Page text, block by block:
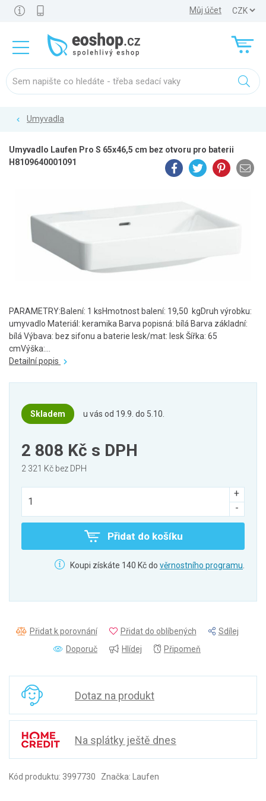
Můj účet
Umyvadla
Umyvadlo Laufen Pro S 65x46,5 cm bez otvoru pro baterii
H8109640001091
PARAMETRY:Balení: 1 ksHmotnost balení: 19,50 kgDruh výrobku:
umyvadlo Materiál: keramika Barva popisná: bílá Barva základní:
bílá Výbava: bez sifonu a baterie lesk/mat: lesk Šířka: 65
cmVýška:...
Detailní popis
Skladem u vás od 19.9. do 5.10.
2 808 Kč s DPH
2 321 Kč bez DPH
Přidat do košíku
Koupi získáte 140 Kč do věrnostního programu
Přidat k porovnání Přidat do oblíbených
Sdílej
Doporuč
Hlídej Připomeň
Dotaz na produkt
Na splátky ještě dnes
Kód produktu: 3997730 Značka: Laufen